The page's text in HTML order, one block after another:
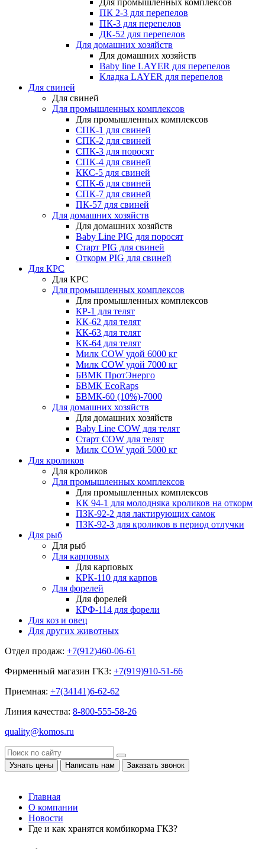
Для промышленных комплексов
ПК 2-3 для перепелов
ПК-3 для перепелов
ДК-52 для перепелов
Для домашних хозяйств
Для домашних хозяйств
Baby line LAYER для перепелов
Кладка LAYER для перепелов
Для свиней
Для свиней
Для промышленных комплексов
Для промышленных комплексов
СПК-1 для свиней
СПК-2 для свиней
СПК-3 для поросят
СПК-4 для свиней
ККС-5 для свиней
СПК-6 для свиней
СПК-7 для свиней
ПК-57 для свиней
Для домашних хозяйств
Для домашних хозяйств
Baby Line PIG для поросят
Старт PIG для свиней
Откорм PIG для свиней
Для КРС
Для КРС
Для промышленных комплексов
Для промышленных комплексов
КР-1 для телят
КК-62 для телят
КК-63 для телят
КК-64 для телят
Милк COW удой 6000 кг
Милк COW удой 7000 кг
БВМК ПротЭнерго
БВМК EcoRaps
БВМК-60 (10%)-7000
Для домашних хозяйств
Для домашних хозяйств
Baby Line COW для телят
Старт COW для телят
Милк COW удой 5000 кг
Для кроликов
Для кроликов
Для промышленных комплексов
Для промышленных комплексов
КК 94-1 для молодняка кроликов на откорм
ПЗК-92-2 для лактирующих самок
ПЗК-92-3 для кроликов в период отлучки
Для рыб
Для рыб
Для карповых
Для карповых
КРК-110 для карпов
Для форелей
Для форелей
КРФ-114 для форели
Для коз и овец
Для других животных
Отдел продаж: +7(912)460-06-61
Фирменный магазин ГКЗ: +7(919)910-51-66
Приемная: +7(34141)6-62-62
Линия качества: 8-800-555-58-26
quality@komos.ru
Узнать цены Написать нам Заказать звонок
Главная
О компании
Новости
Где и как хранятся комбикорма ГКЗ?